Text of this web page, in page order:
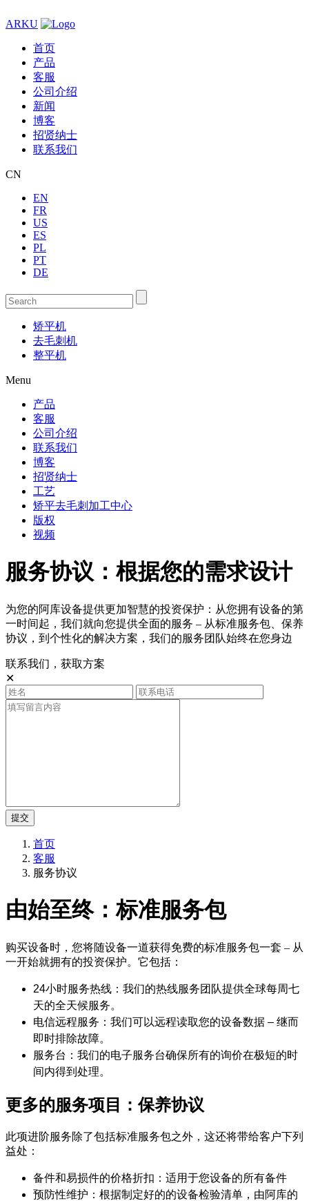
ARKU
首页
产品
客服
公司介绍
新闻
博客
招贤纳士
联系我们
CN
EN
FR
US
ES
PL
PT
DE
矫平机
去毛刺机
整平机
Menu
产品
客服
公司介绍
联系我们
博客
招贤纳士
工艺
矫平去毛刺加工中心
版权
视频
服务协议：根据您的需求设计
为您的阿库设备提供更加智慧的投资保护：从您拥有设备的第
一时间起，我们就向您提供全面的服务 – 从标准服务包、保养
协议，到个性化的解决方案，我们的服务团队始终在您身边
联系我们，获取方案
✕
提交
首页
客服
服务协议
由始至终：标准服务包
购买设备时，您将随设备一道获得免费的标准服务包一套 – 从
一开始就拥有的投资保护。它包括：
24小时服务热线：我们的热线服务团队提供全球每周七
天的全天候服务。
电信远程服务：我们可以远程读取您的设备数据 – 继而
即时排除故障。
服务台：我们的电子服务台确保所有的询价在极短的时
间内得到处理。
更多的服务项目：保养协议
此项进阶服务除了包括标准服务包之外，这还将带给客户下列
益处：
备件和易损件的价格折扣：适用于您设备的所有备件
预防性维护：根据制定好的的设备检验清单，由阿库的